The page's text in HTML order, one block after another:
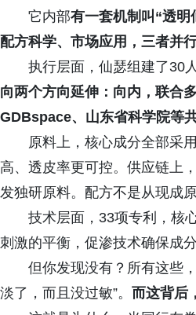
它内部有一套机制叫“透
配方科学、市场应用，三者并行
执行层面，仙瑟组建了30
向两个方向延伸：向内，联合
GDBspace、山东省科学院等
原料上，核心成分全部采
高、透皮率更可控。供应链上
发独研原料。配方不是从现成
技术层面，33项专利，核
刺激的平衡，促渗技术确保成
但你发现没有？所有这些
淡了，而且没过敏”。 而这背后